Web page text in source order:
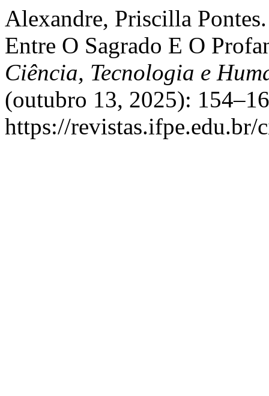
Alexandre, Priscilla
Entre O Sagrado E O
Ciência, Tecnologia e
(outubro 13, 2025):
https://